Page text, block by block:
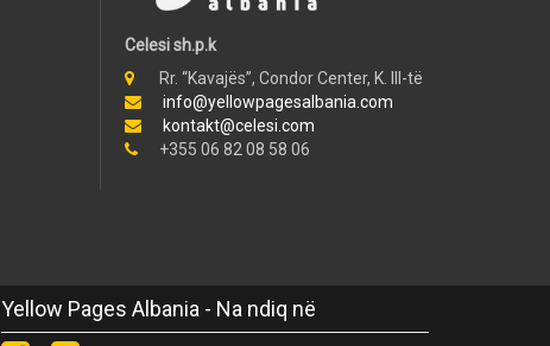
Celesi sh.p.k
Rr. “Kavajës”, Condor Center, K. III-të
info@yellowpagesalbania.com
kontakt@celesi.com
+355 06 82 08 58 06
Yellow Pages Albania - Na ndiq në